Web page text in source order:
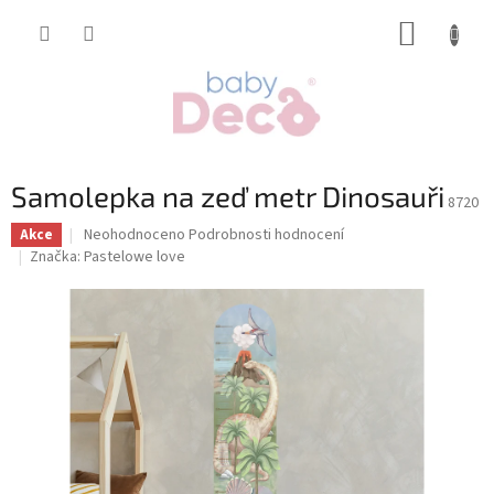
Samolepka na zeď metr Dinosauři 8720
Akce
Průměrné
hodnocení
je
z
hvězdiček.
Neohodnoceno Podrobnosti hodnocení
Značka: Pastelowe love